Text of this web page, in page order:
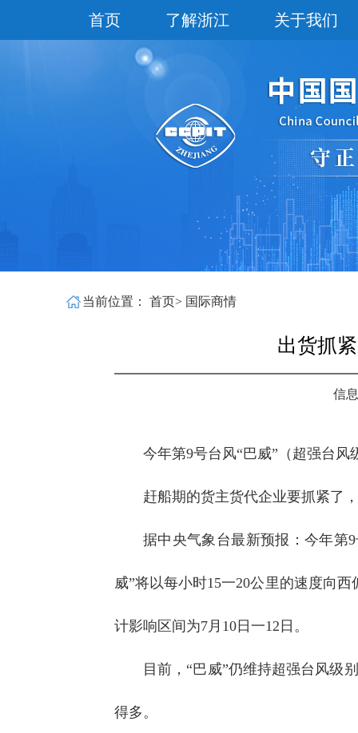
首页 了解浙江 关于我们
当前位置： 首页> 国际商情
出货抓
信
今年第9号台风“巴威”（超强台
赶船期的货主货代企业要抓紧了
据中央气象台最新预报：今年第
威”将以每小时15一20公里的速度向
计影响区间为7月10日一12日。
目前，“巴威”仍维持超强台风级
得多。